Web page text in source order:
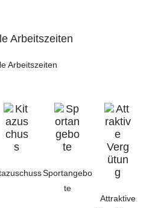
Arbeitszeiten
Sportangebo
te
Attraktive